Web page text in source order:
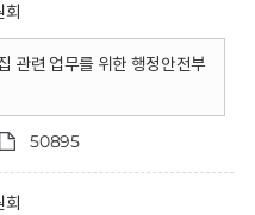
회
관련 업무를 위한 행정안전부
50895
회